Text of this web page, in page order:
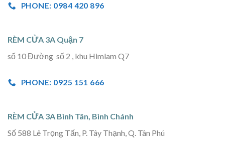
PHONE: 0984 420 896
RÈM CỬA 3A Quận 7
số 10 Đường số 2 , khu Himlam Q7
PHONE: 0925 151 666
RÈM CỬA 3A Bình Tân, Bình Chánh
Số 588 Lê Trọng Tấn, P. Tây Thạnh, Q. Tân Phú